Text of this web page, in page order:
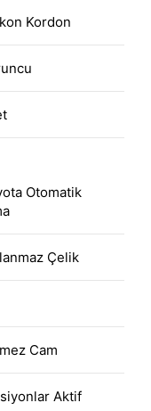
Kordon
Otomatik
Çelik
Cam
Aktif